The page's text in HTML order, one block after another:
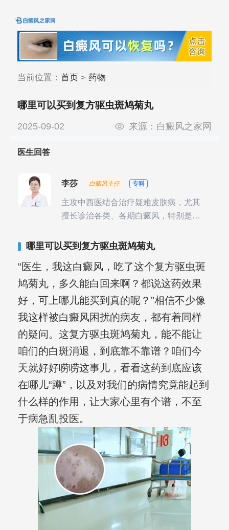
当前位置： 首页> 药物
哪里可以买到复方驱虫斑鸠菊丸
2025-09-02 来源： 白癜风之家网
医生回答
李莎 白癜风主任 专科
主攻中西医结合治疗疑难皮肤病，尤其
擅长诊治各类、各期白癜风，特别是对
复发期;临床运用中医的辨证施治，理法
哪里可以买到复方驱虫斑鸠菊丸
“医生，我这白癜风，吃了这个复方驱虫斑
鸠菊丸，多久能白回来啊？都说这药效果
好，可上哪儿能买到真的呢？”相信不少像
我这样被白癜风困扰的病友，都有着同样
的疑问。这复方驱虫斑鸠菊丸，能不能让
咱们的白斑消退，到底靠不靠谱？咱们今
天就好好唠唠这事儿，看看这药到底应该
在哪儿“蹲”，以及对我们的病情究竟能起到
什么样的作用，让大家心里有个谱，不至
于病急乱投医。